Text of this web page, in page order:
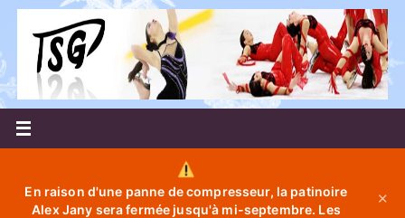
Passer
contenu
En raison d'une panne de compresseur, la patinoire
Alex Jany sera fermée jusqu'à mi-septembre. Les
✕